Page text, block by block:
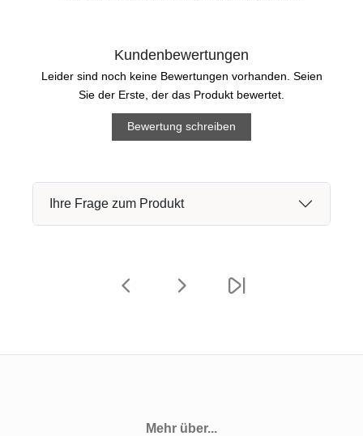
Kundenbewertungen
Leider sind noch keine Bewertungen vorhanden. Seien
Sie der Erste, der das Produkt bewertet.
Bewertung schreiben
Ihre Frage zum Produkt
Mehr über...